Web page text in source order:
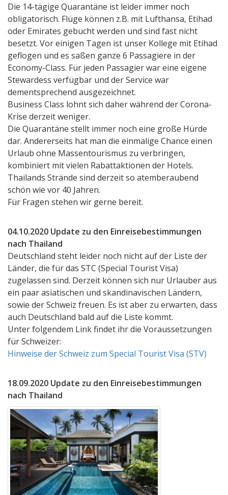
Die 14-tägige Quarantäne ist leider immer noch
obligatorisch. Flüge können z.B. mit Lufthansa, Etihad
oder Emirates gebucht werden und sind fast nicht
besetzt. Vor einigen Tagen ist unser Kollege mit Etihad
geflogen und es saßen ganze 6 Passagiere in der
Economy-Class. Für jeden Passagier war eine eigene
Stewardess verfügbar und der Service war
dementsprechend ausgezeichnet.
Business Class lohnt sich daher während der Corona-
Krise derzeit weniger.
Die Quarantäne stellt immer noch eine große Hürde
dar. Andererseits hat man die einmalige Chance einen
Urlaub ohne Massentourismus zu verbringen,
kombiniert mit vielen Rabattaktionen der Hotels.
Thailands Strände sind derzeit so atemberaubend
schön wie vor 40 Jahren.
Für Fragen stehen wir gerne bereit.
04.10.2020 Update zu den Einreisebestimmungen
nach Thailand
Deutschland steht leider noch nicht auf der Liste der
Länder, die für das STC (Special Tourist Visa)
zugelassen sind. Derzeit können sich nur Urlauber aus
ein paar asiatischen und skandinavischen Ländern,
sowie der Schweiz freuen. Es ist aber zu erwarten, dass
auch Deutschland bald auf die Liste kommt.
Unter folgendem Link findet ihr die Voraussetzungen
für Schweizer:
Hinweise der Schweiz zum Special Tourist Visa (STV)
18.09.2020 Update zu den Einreisebestimmungen
nach Thailand